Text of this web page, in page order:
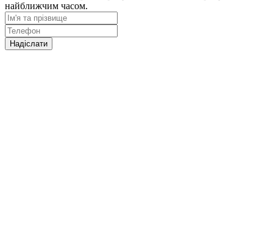
найближчим часом.
Надіслати